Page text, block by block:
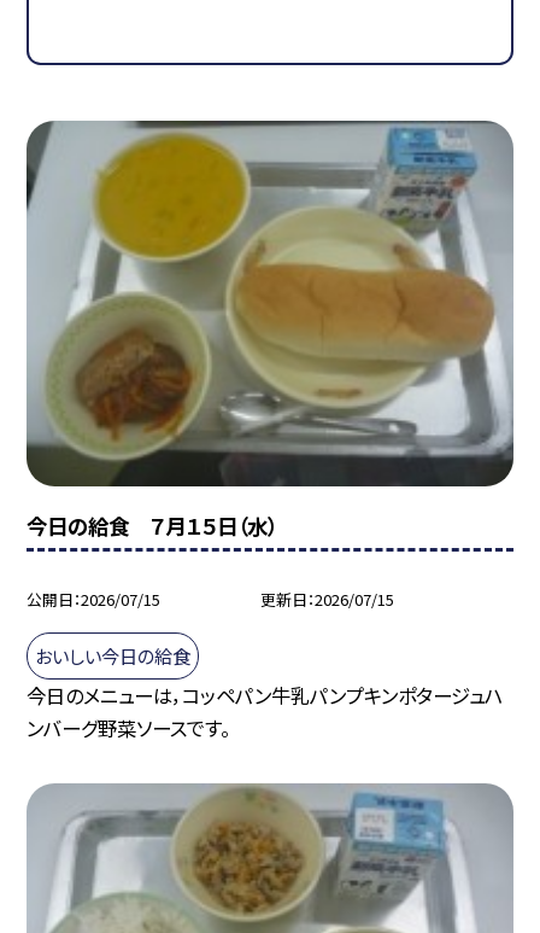
今日の給食 ７月１５日（水）
公開日 2026/07/15 更新日 2026/07/15
おいしい今日の給食
今日のメニューは，コッペパン牛乳パンプキンポタージュハ
ンバーグ野菜ソースです。